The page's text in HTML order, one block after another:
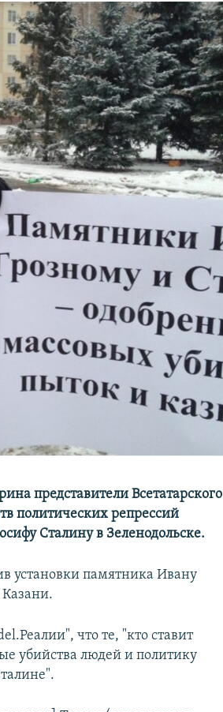
представители Всетатарского
политических репрессий
Сталину в Зеленодольске.
установки памятника Ивану
что те, "кто ставит
убийства людей и политику